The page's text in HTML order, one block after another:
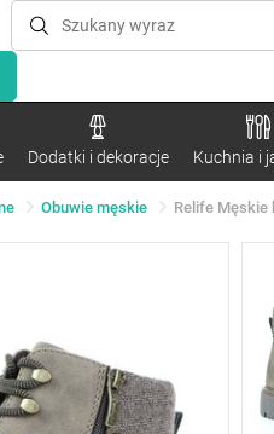
Dodatki i dekoracje Kuchnia i
Obuwie męskie Relife Męskie